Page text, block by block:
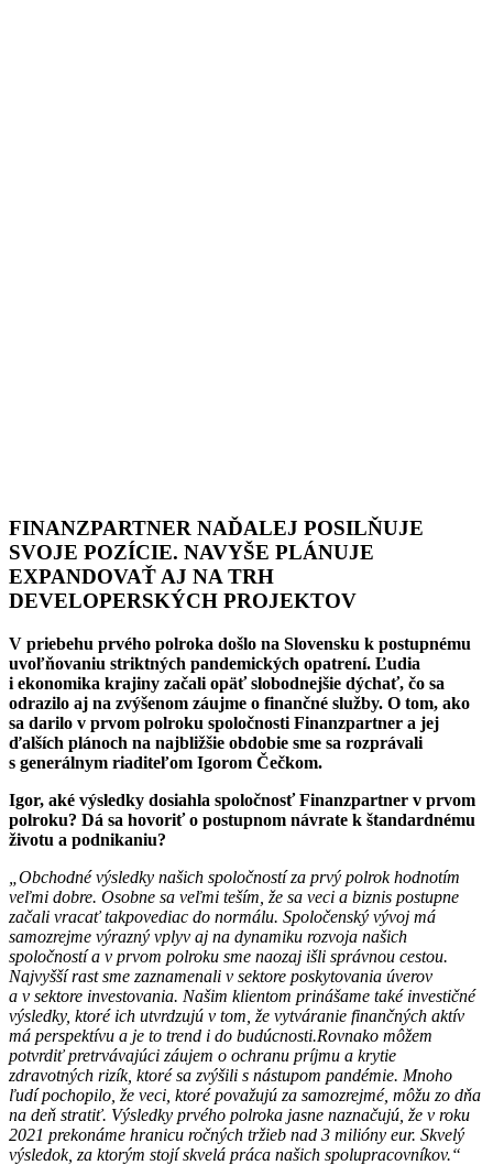
FINANZPARTNER NAĎALEJ POSILŇUJE
SVOJE POZÍCIE. NAVYŠE PLÁNUJE
EXPANDOVAŤ AJ NA TRH
DEVELOPERSKÝCH PROJEKTOV
V priebehu prvého polroka došlo na Slovensku k postupnému
uvoľňovaniu striktných pandemických opatrení. Ľudia
i ekonomika krajiny začali opäť slobodnejšie dýchať, čo sa
odrazilo aj na zvýšenom záujme o finančné služby. O tom, ako
sa darilo v prvom polroku spoločnosti Finanzpartner a jej
ďalších plánoch na najbližšie obdobie sme sa rozprávali
s generálnym riaditeľom Igorom Čečkom.
Igor, aké výsledky dosiahla spoločnosť Finanzpartner v prvom
polroku? Dá sa hovoriť o postupnom návrate k štandardnému
životu a podnikaniu?
„Obchodné výsledky našich spoločností za prvý polrok hodnotím
veľmi dobre. Osobne sa veľmi teším, že sa veci a biznis postupne
začali vracať takpovediac do normálu. Spoločenský vývoj má
samozrejme výrazný vplyv aj na dynamiku rozvoja našich
spoločností a v prvom polroku sme naozaj išli správnou cestou.
Najvyšší rast sme zaznamenali v sektore poskytovania úverov
a v sektore investovania. Našim klientom prinášame také investičné
výsledky, ktoré ich utvrdzujú v tom, že vytváranie finančných aktív
má perspektívu a je to trend i do budúcnosti.Rovnako môžem
potvrdiť pretrvávajúci záujem o ochranu príjmu a krytie
zdravotných rizík, ktoré sa zvýšili s nástupom pandémie. Mnoho
ľudí pochopilo, že veci, ktoré považujú za samozrejmé, môžu zo dňa
na deň stratiť. Výsledky prvého polroka jasne naznačujú, že v roku
2021 prekonáme hranicu ročných tržieb nad 3 milióny eur. Skvelý
výsledok, za ktorým stojí skvelá práca našich spolupracovníkov.“